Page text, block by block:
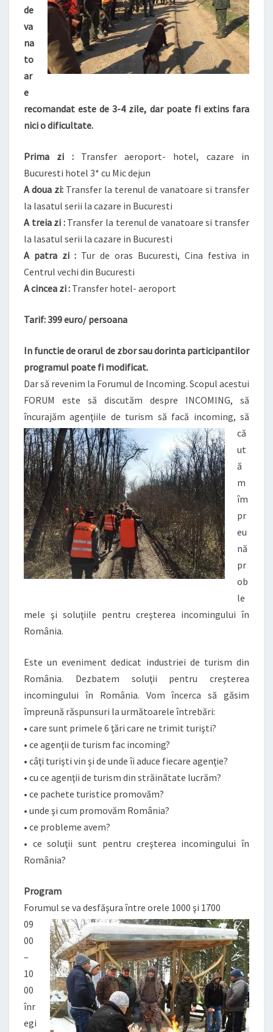
de
va
na
to
ar
e
recomandat este de 3-4 zile, dar poate fi extins fara
nici o dificultate.
Prima zi : Transfer aeroport- hotel, cazare in
Bucuresti hotel 3* cu Mic dejun
A doua zi: Transfer la terenul de vanatoare si transfer
la lasatul serii la cazare in Bucuresti
A treia zi : Transfer la terenul de vanatoare si transfer
la lasatul serii la cazare in Bucuresti
A patra zi : Tur de oras Bucuresti, Cina festiva in
Centrul vechi din Bucuresti
A cincea zi : Transfer hotel- aeroport
Tarif: 399 euro/ persoana
In functie de orarul de zbor sau dorinta participantilor
programul poate fi modificat.
Dar să revenim la Forumul de Incoming. Scopul acestui
FORUM este să discutăm despre INCOMING, să
încurajămagenţiile de turism să facă incoming, să
că
ut
ă
m
îm
pr
eu
nă
pr
ob
le
mele şi soluţiile pentru creşterea incomingului în
România.
Este un eveniment dedicat industriei de turism din
România. Dezbatem soluţii pentru creşterea
incomingului în România. Vom încerca să găsim
împreună răspunsuri la următoarele întrebări:
• care sunt primele 6 ţări care ne trimit turişti?
• ce agenţii de turism fac incoming?
• câţi turişti vin şi de unde îi aduce fiecare agenţie?
• cu ce agenţii de turism din străinătate lucrăm?
• ce pachete turistice promovăm?
• unde şi cum promovăm România?
• ce probleme avem?
• ce soluţii sunt pentru creşterea incomingului în
România?
Program
Forumul se va desfăşura între orele 1000 şi 1700
09
00
–
10
00
înr
egi